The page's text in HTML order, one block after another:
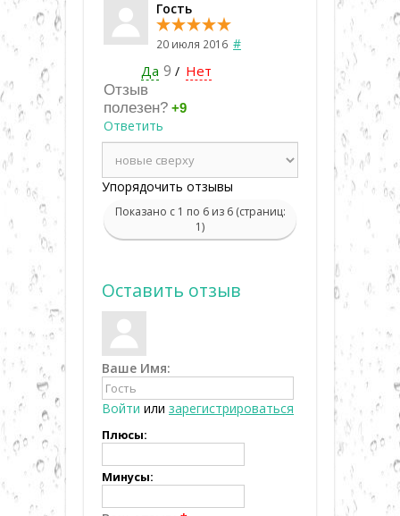
Гость
20 июля 2016 #
Да 9 / Нет
Отзыв
полезен? +9
Ответить
Упорядочить отзывы
Показано с 1 по 6 из 6 (страниц:
1)
Оставить отзыв
Ваше Имя:
Войти или зарегистрироваться
Плюсы:
Минусы: